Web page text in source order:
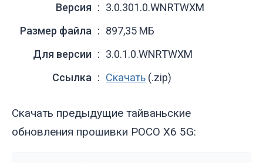
Версия
3.0.301.0.WNRTWXM
Размер файла
897,35 МБ
Для версии
3.0.1.0.WNRTWXM
Ссылка
Скачать (.zip)
Скачать предыдущие тайваньские
обновления прошивки POCO X6 5G: